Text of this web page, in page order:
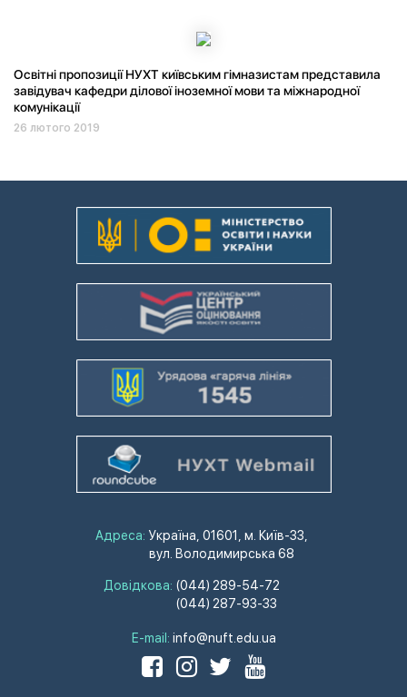
Освітні пропозиції НУХТ київським гімназистам представила
завідувач кафедри ділової іноземної мови та міжнародної
комунікації
26 лютого 2019
Адреса: Україна, 01601, м. Київ-33,
вул. Володимирська 68
Довідкова: (044) 289-54-72
(044) 287-93-33
E-mail: info@nuft.edu.ua